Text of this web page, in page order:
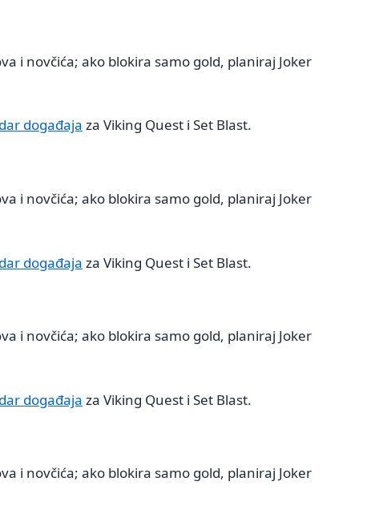
i novčića; ako blokira samo gold, planiraj Joker
događaja za Viking Quest i Set Blast.
i novčića; ako blokira samo gold, planiraj Joker
događaja za Viking Quest i Set Blast.
i novčića; ako blokira samo gold, planiraj Joker
događaja za Viking Quest i Set Blast.
i novčića; ako blokira samo gold, planiraj Joker